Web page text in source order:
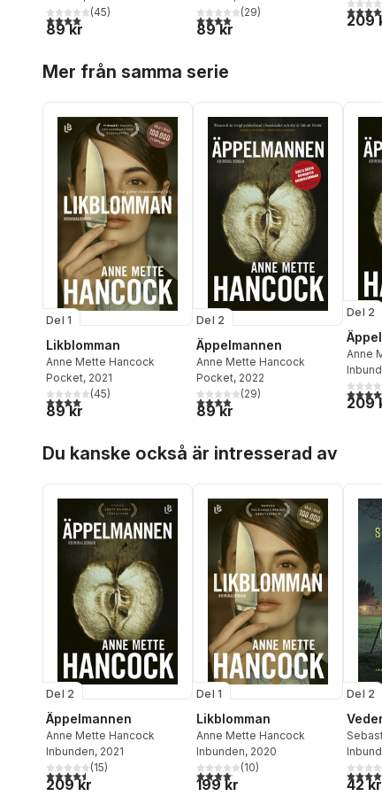
4,0utav 5 stjärnor. Totalt antal röster:
(45)
89 kr
3,9utav 5 stjärnor. Totalt antal
(29)
89 kr
4,5
209
Mer från samma serie
Del 1
Likblomman
Anne Mette Hancock
Pocket, 2021
4,0utav 5 stjärnor. Totalt antal röster:
(45)
89 kr
Del 2
Äppelmannen
Anne Mette Hancock
Pocket, 2022
3,9utav 5 stjärnor. Totalt antal
(29)
89 kr
Del 2
Anne
4,5
209
Du kanske också är intresserad av
Del 2
Äppelmannen
Anne Mette Hancock
Inbunden, 2021
4,5utav 5 stjärnor. Totalt antal röster:
(15)
209 kr
Del 1
Likblomman
Anne Mette Hancock
Inbunden, 2020
4,1utav 5 stjärnor. Totalt antal röster:
(10)
199 kr
Del 2
4,4
42 kr